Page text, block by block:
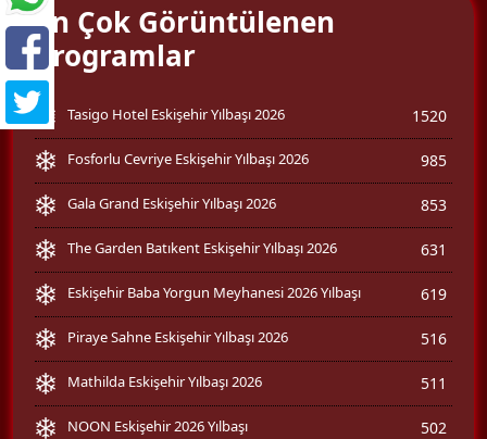
En Çok Görüntülenen
Programlar
Tasigo Hotel Eskişehir Yılbaşı 2026 1520
Fosforlu Cevriye Eskişehir Yılbaşı 2026 985
Gala Grand Eskişehir Yılbaşı 2026 853
The Garden Batıkent Eskişehir Yılbaşı 2026 631
Eskişehir Baba Yorgun Meyhanesi 2026 Yılbaşı 619
Piraye Sahne Eskişehir Yılbaşı 2026 516
Mathilda Eskişehir Yılbaşı 2026 511
NOON Eskişehir 2026 Yılbaşı 502